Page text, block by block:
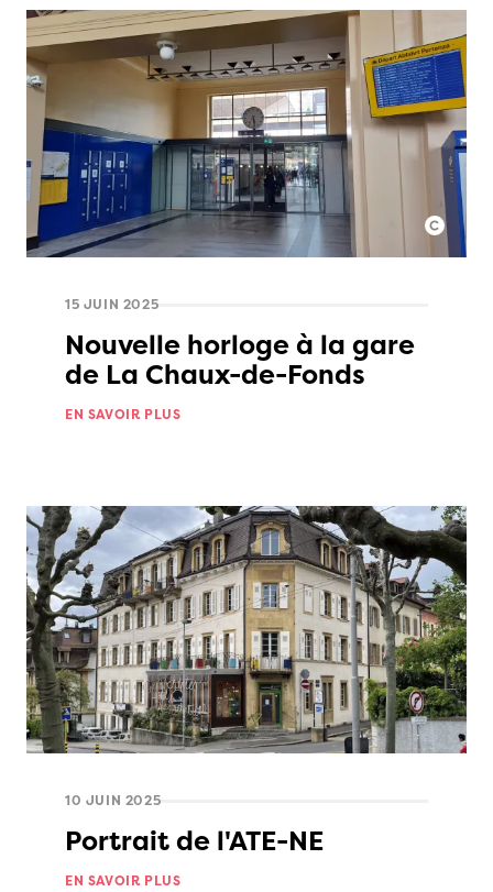
15 JUIN 2025
Nouvelle horloge à la gare
de La Chaux-de-Fonds
EN SAVOIR PLUS
10 JUIN 2025
Portrait de l'ATE-NE
EN SAVOIR PLUS